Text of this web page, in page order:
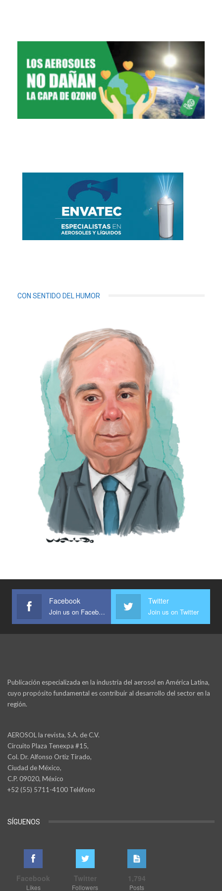
CON SENTIDO DEL HUMOR
Facebook
Join us on Facebook
Twitter
Join us on Twitter
Publicación especializada en la industria del aerosol en América Latina,
cuyo propósito fundamental es contribuir al desarrollo del sector en la
región.
AEROSOL la revista, S.A. de C.V.
Circuito Plaza Tenexpa #15,
Col. Dr. Alfonso Ortiz Tirado,
Ciudad de México,
C.P. 09020, México
+52 (55) 5711-4100 Teléfono
SÍGUENOS
Facebook
Likes
Twitter
Followers
1,794
Posts